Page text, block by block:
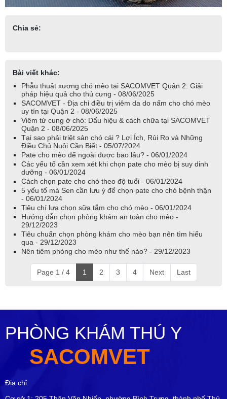
Chia sẻ:
Bài viết khác:
Phẫu thuật xương chó mèo tại SACOMVET Quận 2: Giải
pháp hiệu quả cho thú cưng - 08/06/2025
SACOMVET - Địa chỉ điều trị viêm da do nấm cho chó mèo
uy tín tại Quận 2 - 08/06/2025
Viêm tử cung ở chó: Dấu hiệu & cách chữa tại SACOMVET
Quận 2 - 08/06/2025
Tại sao phải triệt sản chó cái ? Lợi Ích, Rủi Ro và Những
Điều Chủ Nuôi Cần Biết - 05/07/2024
Pate cho mèo để ngoài được bao lâu? - 06/01/2024
Các yếu tố cần xem xét khi chọn pate cho mèo bị suy dinh
dưỡng - 06/01/2024
Cách chọn pate cho chó theo độ tuổi - 06/01/2024
5 yếu tố mà Sen cần lưu ý để chọn pate cho chó bệnh thận
- 06/01/2024
Tiêu chí lựa chọn sữa tắm cho chó mèo - 06/01/2024
Hướng dẫn chọn phòng khám an toàn cho mèo -
29/12/2023
Tiêu chuẩn chọn phòng khám cho mèo bạn nên tìm hiểu
qua - 29/12/2023
Nên tiêm phòng cho mèo như thế nào? - 29/12/2023
Page 1 / 4 1 2 3 4 Next Last
PHÒNG KHÁM THÚ Y
SACOMVET
Địa chỉ: